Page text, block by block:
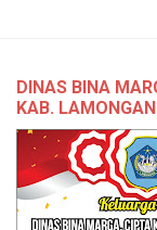
DINAS BINA
KAB. LAMONGAN